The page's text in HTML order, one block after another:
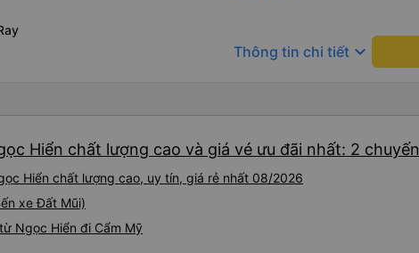
Thông tin chi tiết keyboard_arrow_down
Hiển chất lượng cao và giá vé ưu đãi nhất: 2 chuyến
Hiển chất lượng cao, uy tín, giá rẻ nhất 08/2026
xe Đất Mũi)
Ngọc Hiển đi Cẩm Mỹ